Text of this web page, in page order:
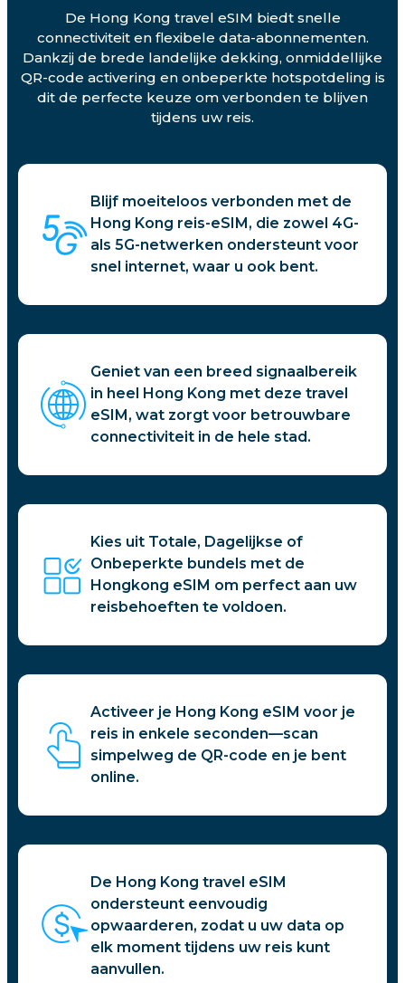
De Hong Kong travel eSIM biedt snelle
connectiviteit en flexibele data-abonnementen.
Dankzij de brede landelijke dekking, onmiddellijke
QR-code activering en onbeperkte hotspotdeling is
dit de perfecte keuze om verbonden te blijven
tijdens uw reis.
Blijf moeiteloos verbonden met de
Hong Kong reis-eSIM, die zowel 4G-
als 5G-netwerken ondersteunt voor
snel internet, waar u ook bent.
Geniet van een breed signaalbereik
in heel Hong Kong met deze travel
eSIM, wat zorgt voor betrouwbare
connectiviteit in de hele stad.
Kies uit Totale, Dagelijkse of
Onbeperkte bundels met de
Hongkong eSIM om perfect aan uw
reisbehoeften te voldoen.
Activeer je Hong Kong eSIM voor je
reis in enkele seconden—scan
simpelweg de QR-code en je bent
online.
De Hong Kong travel eSIM
ondersteunt eenvoudig
opwaarderen, zodat u uw data op
elk moment tijdens uw reis kunt
aanvullen.